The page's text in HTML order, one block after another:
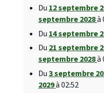
Du 12 septembre
septembre 2028à
Du 14 septembre
Du 21 septembre
septembre 2028à
Du3 septembre
2029à 02:52